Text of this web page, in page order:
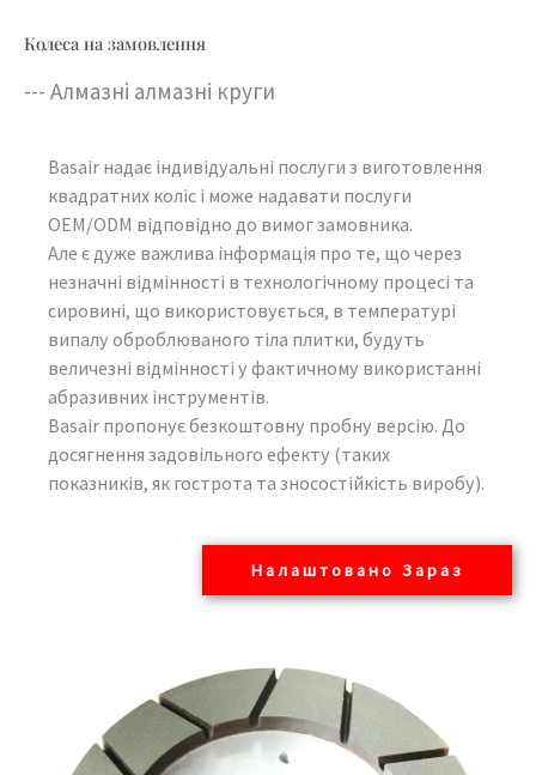
Колеса на замовлення
--- Алмазні алмазні круги
Basair надає індивідуальні послуги з виготовлення
квадратних коліс і може надавати послуги
OEM/ODM відповідно до вимог замовника.
Але є дуже важлива інформація про те, що через
незначні відмінності в технологічному процесі та
сировині, що використовується, в температурі
випалу оброблюваного тіла плитки, будуть
величезні відмінності у фактичному використанні
абразивних інструментів.
Basair пропонує безкоштовну пробну версію. До
досягнення задовільного ефекту (таких
показників, як гострота та зносостійкість виробу).
Налаштовано Зараз